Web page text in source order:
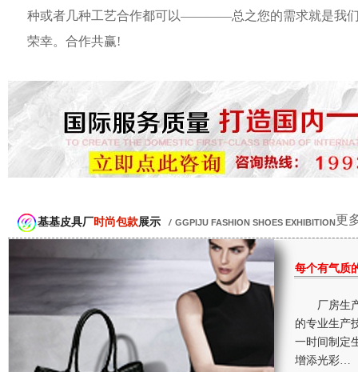
种或者几种工艺合作都可以————总之您的需求就是我
荣幸。合作共赢!
更
基基皮具厂时尚包款展示 / GGPIJU FASHION SHOES EXHIBITION
每个有气质
厂房生
的专业生产
一时间制定
增添光彩…